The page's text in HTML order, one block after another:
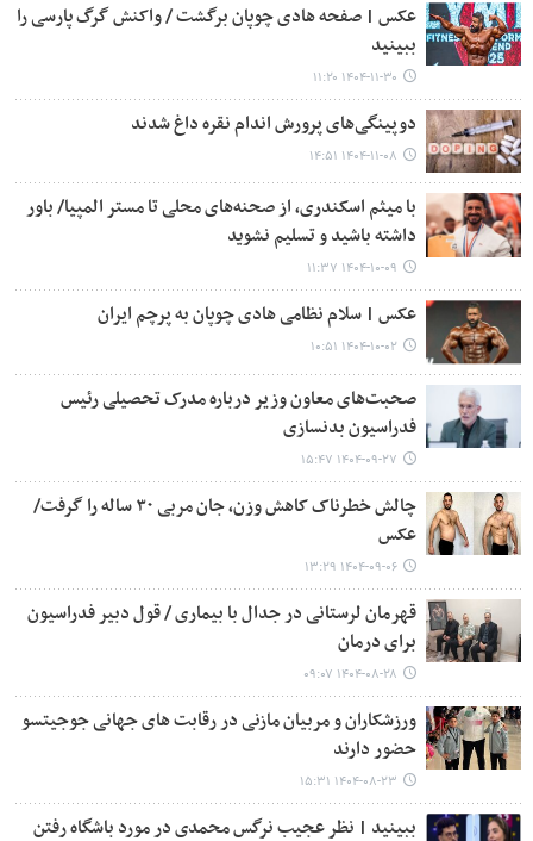
عکس | صفحه هادی چوپان برگشت / واکنش گرگ پارسی را
ببینید
۱۴۰۴-۱۱-۳۰ ۱۱:۲۰
دوپینگی‌های پرورش اندام نقره داغ شدند
۱۴۰۴-۱۱-۰۸ ۱۴:۵۱
با میثم اسکندری، از صحنه‌های محلی تا مستر المپیا/ باور
داشته باشید و تسلیم نشوید
۱۴۰۴-۱۰-۰۹ ۱۱:۳۷
عکس | سلام نظامی هادی چوپان به پرچم ایران
۱۴۰۴-۱۰-۰۲ ۱۰:۵۱
صحبت‌های معاون وزیر درباره مدرک تحصیلی رئیس
فدراسیون بدنسازی
۱۴۰۴-۰۹-۲۷ ۱۵:۴۷
چالش خطرناک کاهش وزن، جان مربی ۳۰ ساله را گرفت/
عکس
۱۴۰۴-۰۹-۰۶ ۱۳:۲۹
قهرمان لرستانی در جدال با بیماری / قول دبیر فدراسیون
برای درمان
۱۴۰۴-۰۸-۲۸ ۰۹:۰۷
ورزشکاران و مربیان مازنی در رقابت های جهانی جوجیتسو
حضور دارند
۱۴۰۴-۰۸-۲۳ ۱۵:۳۱
ببینید | نظر عجیب نرگس محمدی در مورد باشگاه رفتن